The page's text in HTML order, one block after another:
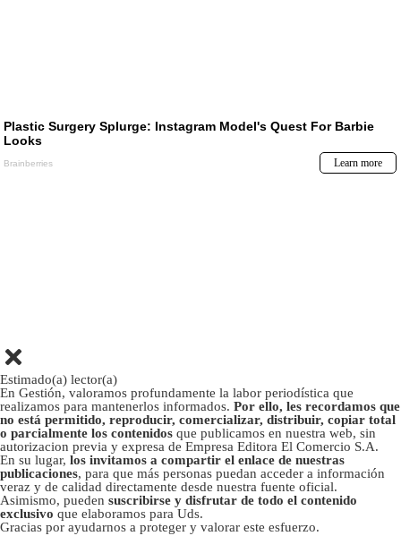
Estimado(a) lector(a)
En Gestión, valoramos profundamente la labor periodística que
realizamos para mantenerlos informados. Por ello, les recordamos que
no está permitido, reproducir, comercializar, distribuir, copiar total
o parcialmente los contenidos que publicamos en nuestra web, sin
autorizacion previa y expresa de Empresa Editora El Comercio S.A.
En su lugar, los invitamos a compartir el enlace de nuestras
publicaciones, para que más personas puedan acceder a información
veraz y de calidad directamente desde nuestra fuente oficial.
Asimismo, pueden suscribirse y disfrutar de todo el contenido
exclusivo que elaboramos para Uds.
Gracias por ayudarnos a proteger y valorar este esfuerzo.